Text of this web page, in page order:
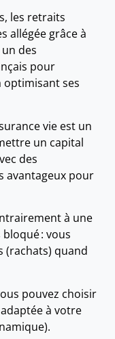
les retraits
allégée grâce à
des
pour
ses
vie est un
un capital
des
avantageux pour
à une
bloqué : vous
(rachats) quand
pouvez choisir
à votre